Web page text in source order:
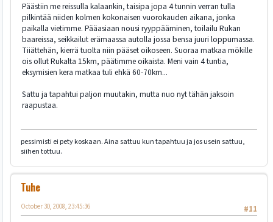
Päästiin me reissulla kalaankin, taisipa jopa 4 tunnin verran tulla
pilkintää niiden kolmen kokonaisen vuorokauden aikana, jonka
paikalla vietimme. Pääasiaan nousi ryyppääminen, toilailu Rukan
baareissa, seikkailut erämaassa autolla jossa bensa juuri loppumassa.
Tiiättehän, kierrä tuolta niin pääset oikoseen. Suoraa matkaa mökille
ois ollut Rukalta 15km, päätimme oikaista. Meni vain 4 tuntia,
eksymisien kera matkaa tuli ehkä 60-70km...
Sattu ja tapahtui paljon muutakin, mutta nuo nyt tähän jaksoin
raapustaa.
pessimisti ei pety koskaan. Aina sattuu kun tapahtuu ja jos usein sattuu,
siihen tottuu.
Tuhe
#11
October 30, 2008, 23:45:36